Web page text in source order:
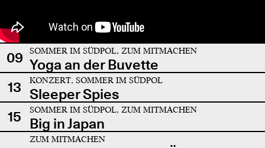
09 SOMMER IM SÜDPOL, ZUM MITMACHEN
Yoga an der Buvette
13
KONZERT, SOMMER IM SÜDPOL
Sleeper Spies
15
SOMMER IM SÜDPOL, ZUM MITMACHEN
Big in Japan
ZUM MITMACHEN